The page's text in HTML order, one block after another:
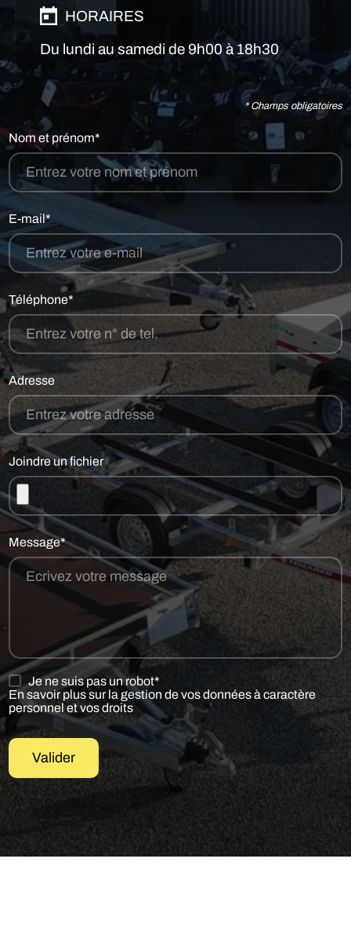
HORAIRES
Du lundi au samedi de 9h00 à 18h30
* Champs obligatoires
Nom et prénom*
E-mail*
Téléphone*
Adresse
Joindre un fichier
Message*
Je ne suis pas un robot*
En savoir plus sur la gestion de vos données à caractère
personnel et vos droits
Valider